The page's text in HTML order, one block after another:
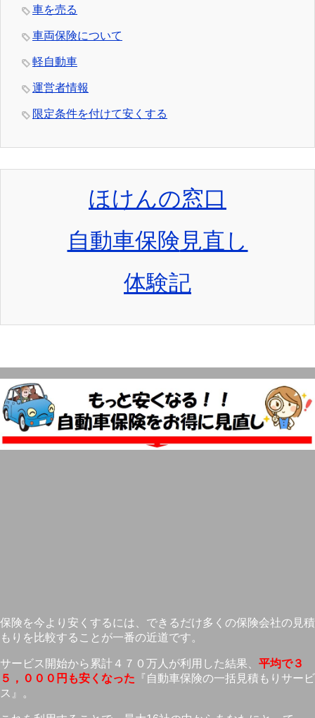
車を売る
車両保険について
軽自動車
運営者情報
限定条件を付けて安くする
ほけんの窓口
自動車保険見直し
体験記
保険を今より安くするには、できるだけ多くの保険会社の見積
もりを比較することが一番の近道です。
サービス開始から累計４７０万人が利用した結果、 平均で３
５，０００円も安くなった 『自動車保険の一括見積もりサービ
ス』。